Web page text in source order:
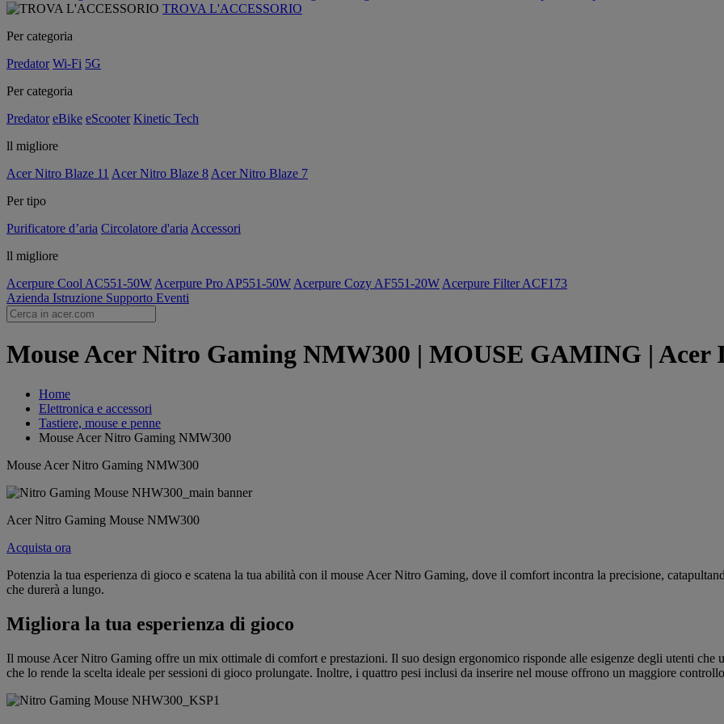
TROVA L'ACCESSORIO
Per categoria
Predator Wi-Fi 5G
Per categoria
Predator eBike eScooter Kinetic Tech
ll migliore
Acer Nitro Blaze 11 Acer Nitro Blaze 8 Acer Nitro Blaze 7
Per tipo
Purificatore d’aria Circolatore d'aria Accessori
ll migliore
Acerpure Cool AC551-50W Acerpure Pro AP551-50W Acerpure Cozy AF551-20W Acerpure Filter ACF173
Azienda Istruzione Supporto Eventi
Mouse Acer Nitro Gaming NMW300 | MOUSE GAMING | Acer
Home
Elettronica e accessori
Tastiere, mouse e penne
Mouse Acer Nitro Gaming NMW300
Mouse Acer Nitro Gaming NMW300
Acer Nitro Gaming Mouse NMW300
Acquista ora
Potenzia la tua esperienza di gioco e scatena la tua abilità con il mouse Acer Nitro Gaming, dove il comfort incontra la precisione,
che durerà a lungo.
Migliora la tua esperienza di gioco
Il mouse Acer Nitro Gaming offre un mix ottimale di comfort e prestazioni. Il suo design ergonomico risponde alle esigenze degli utenti
che lo rende la scelta ideale per sessioni di gioco prolungate. Inoltre, i quattro pesi inclusi da inserire nel mouse offrono un maggiore